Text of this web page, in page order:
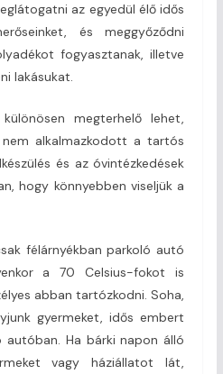
az egyedül élő idős
és meggyőződni
fogyasztanak, illetve
lakásukat.
megterhelő lehet,
alkalmazkodott a tartós
és az óvintézkedések
hogy könnyebben viseljük a
félárnyékban parkoló autó
a 70 Celsius-fokot is
abban tartózkodni. Soha,
gyermeket, idős embert
Ha bárki napon álló
vagy háziállatot lát,